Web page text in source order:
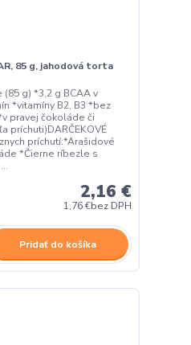
85 g, jahodová torta
g) *3,2 g BCAA v
*vitamíny B2, B3 *bez
pravej čokoláde či
príchuti)DARČEKOVÉ
príchutí:*Arašidové
*Čierne ríbezle s
2,16 €
1,76 €bez DPH
Pridať do košíka